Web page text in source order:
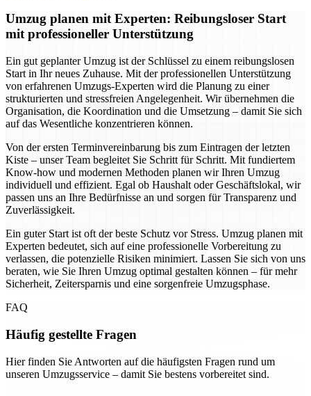
Umzug planen mit Experten: Reibungsloser Start
mit professioneller Unterstützung
Ein gut geplanter Umzug ist der Schlüssel zu einem reibungslosen
Start in Ihr neues Zuhause. Mit der professionellen Unterstützung
von erfahrenen Umzugs-Experten wird die Planung zu einer
strukturierten und stressfreien Angelegenheit. Wir übernehmen die
Organisation, die Koordination und die Umsetzung – damit Sie sich
auf das Wesentliche konzentrieren können.
Von der ersten Terminvereinbarung bis zum Eintragen der letzten
Kiste – unser Team begleitet Sie Schritt für Schritt. Mit fundiertem
Know-how und modernen Methoden planen wir Ihren Umzug
individuell und effizient. Egal ob Haushalt oder Geschäftslokal, wir
passen uns an Ihre Bedürfnisse an und sorgen für Transparenz und
Zuverlässigkeit.
Ein guter Start ist oft der beste Schutz vor Stress. Umzug planen mit
Experten bedeutet, sich auf eine professionelle Vorbereitung zu
verlassen, die potenzielle Risiken minimiert. Lassen Sie sich von uns
beraten, wie Sie Ihren Umzug optimal gestalten können – für mehr
Sicherheit, Zeitersparnis und eine sorgenfreie Umzugsphase.
FAQ
Häufig gestellte Fragen
Hier finden Sie Antworten auf die häufigsten Fragen rund um
unseren Umzugsservice – damit Sie bestens vorbereitet sind.